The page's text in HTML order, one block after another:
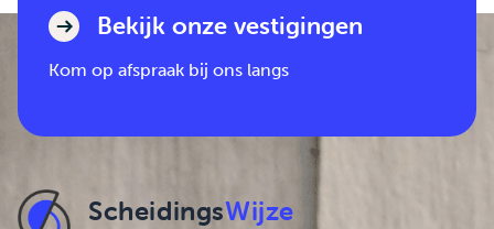
Bekijk onze vestigingen
Kom op afspraak bij ons langs
ScheidingsWijze